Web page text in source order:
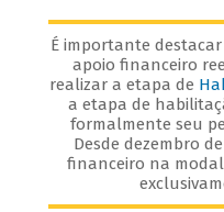
É importante
apoio financeiro
realizar a etapa de
a etapa de
formalmente seu
Desde dezembro
financeiro na